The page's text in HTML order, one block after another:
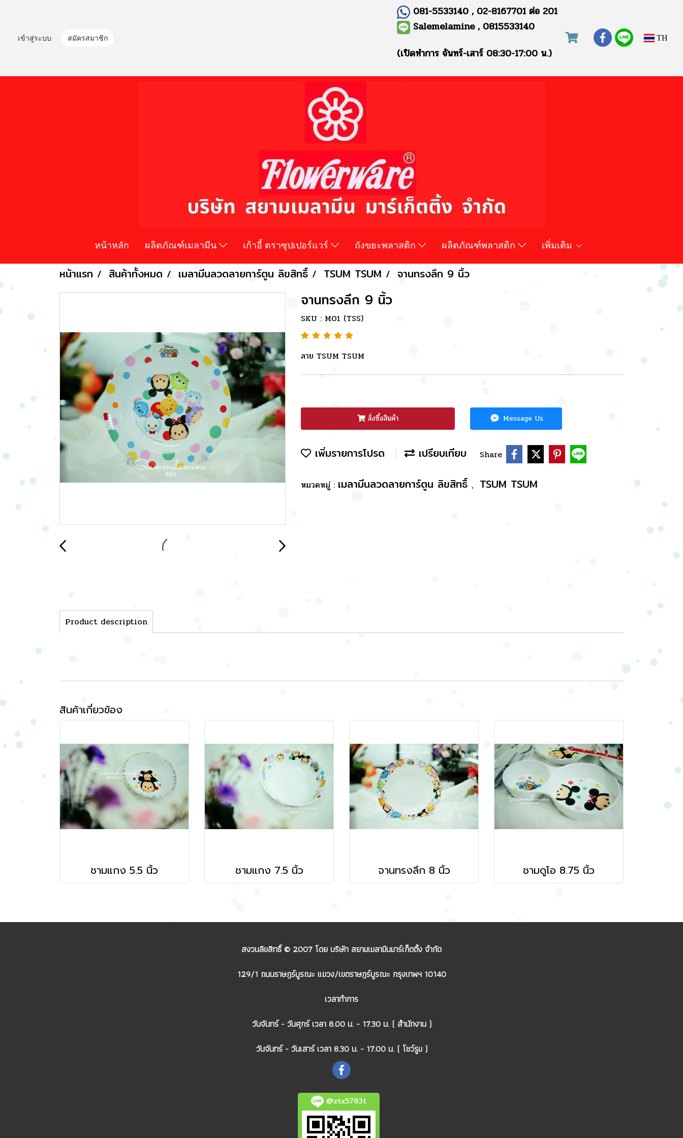
เข้าสู่ระบบ สมัครสมาชิก
081-5533140 , 02-8167701 ต่อ 201
Salemelamine , 0815533140
(เปิดทำการ จันทร์-เสาร์ 08:30-17:00 น.)
TH
หน้าหลัก ผลิตภัณฑ์เมลามีน เก้าอี้ ตราซุปเปอร์แวร์ ถังขยะพลาสติก ผลิตภัณฑ์พลาสติก เพิ่มเติม
หน้าแรก สินค้าทั้งหมด เมลามีนลวดลายการ์ตูน ลิขสิทธิ์ TSUM TSUM จานทรงลึก 9 นิ้ว
จานทรงลึก 9 นิ้ว
SKU : M01 (TSS)
ลาย TSUM TSUM
สั่งซื้อสินค้า Message Us
เพิ่มรายการโปรด เปรียบเทียบ Share
หมวดหมู่ : เมลามีนลวดลายการ์ตูน ลิขสิทธิ์ , TSUM TSUM
Product description
สินค้าเกี่ยวข้อง
ชามแกง 5.5 นิ้ว ชามแกง 7.5 นิ้ว จานทรงลึก 8 นิ้ว ชามดูโอ 8.75 นิ้ว
สงวนลิขสิทธิ์ © 2007 โดย บริษัท สยามเมลามีนมาร์เก็ตติ้ง จำกัด
129/1 ถนนราษฎร์บูรณะ แขวง/เขตราษฎร์บูรณะ กรุงเทพฯ 10140
เวลาทำการ
วันจันทร์ - วันศุกร์ เวลา 8.00 น. - 17.30 น. ( สำนักงาน )
วันจันทร์ - วันเสาร์ เวลา 8.30 น. - 17.00 น. ( โชว์รูม )
@ztx5783t